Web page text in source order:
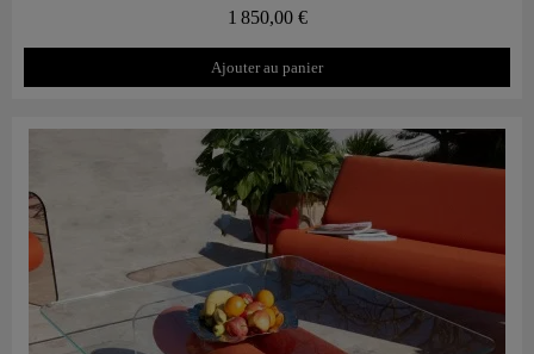
1 850,00 €
Ajouter au panier